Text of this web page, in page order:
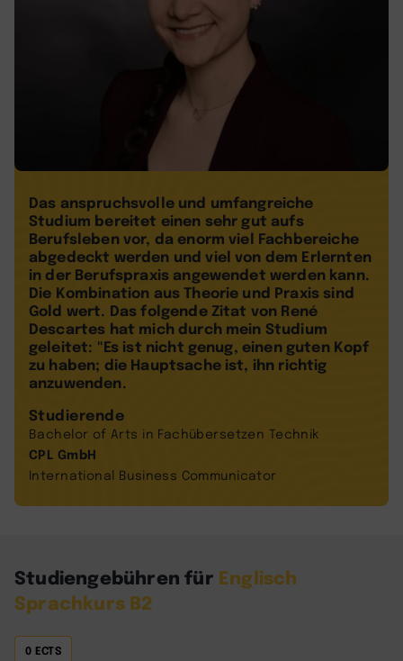
Das anspruchsvolle und umfangreiche
Studium bereitet einen sehr gut aufs
Berufsleben vor, da enorm viel Fachbereiche
abgedeckt werden und viel von dem Erlernten
in der Berufspraxis angewendet werden kann.
Die Kombination aus Theorie und Praxis sind
Gold wert. Das folgende Zitat von René
Descartes hat mich durch mein Studium
geleitet: "Es ist nicht genug, einen guten Kopf
zu haben; die Hauptsache ist, ihn richtig
anzuwenden.
Studierende
Bachelor of Arts in Fachübersetzen Technik
CPL GmbH
International Business Communicator
Studiengebühren für Englisch
Sprachkurs B2
0 ECTS